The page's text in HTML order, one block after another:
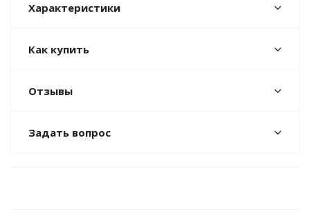
Характеристики
Как купить
Отзывы
Задать вопрос